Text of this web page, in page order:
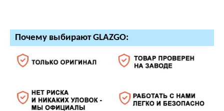
Почему выбирают GLAZGO: